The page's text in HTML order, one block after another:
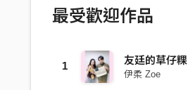
無厘頭 還請多包涵
最受歡迎作品
1 友廷的草仔粿
伊柔 Zoe